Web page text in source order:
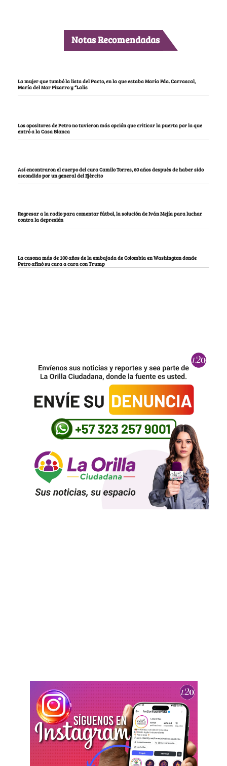
Notas Recomendadas
La mujer que tumbó la lista del Pacto, en la que estaba María Fda. Carrascal,
María del Mar Pizarro y “Lalis
Los opositores de Petro no tuvieron más opción que criticar la puerta por la que
entró a la Casa Blanca
Así encontraron el cuerpo del cura Camilo Torres, 60 años después de haber sido
escondido por un general del Ejército
Regresar a la radio para comentar fútbol, la solución de Iván Mejía para luchar
contra la depresión
La casona más de 100 años de la embajada de Colombia en Washington donde
Petro afinó su cara a cara con Trump